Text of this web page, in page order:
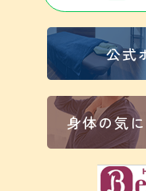
公式
身体の気